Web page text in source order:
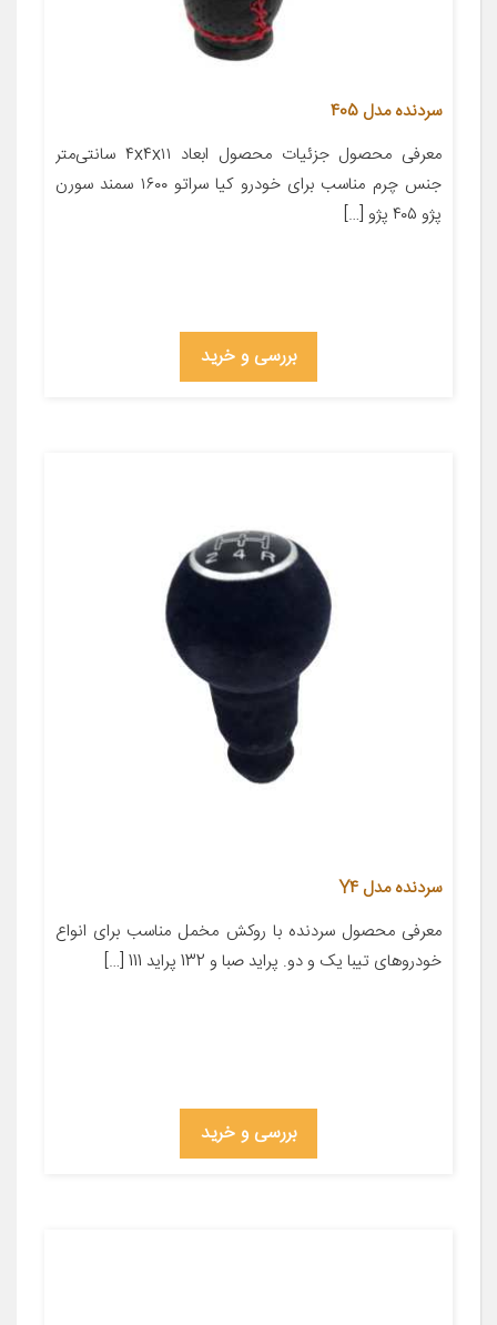
سردنده مدل 405
معرفی محصول جزئیات محصول ابعاد ۴x۴x۱۱ سانتی‌متر
جنس چرم مناسب برای خودرو کیا سراتو ۱۶۰۰ سمند سورن
پژو ۴۰۵ پژو […]
بررسی و خرید
سردنده مدل Y4
معرفی محصول سردنده با روکش مخمل مناسب برای انواع
خودروهای تیبا یک و دو. پراید صبا و 132 پراید 111 […]
بررسی و خرید